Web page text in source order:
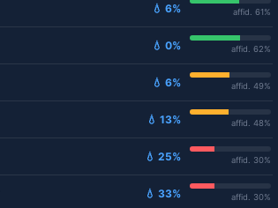
💧 6% affid. 61%
💧 0% affid. 62%
💧 6% affid. 49%
💧 13% affid. 48%
💧 25% affid. 30%
💧 33% affid. 30%